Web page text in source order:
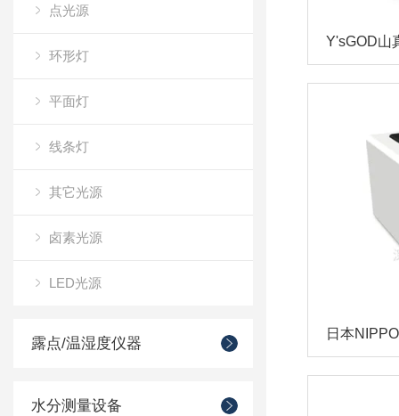
点光源
环形灯
平面灯
线条灯
其它光源
卤素光源
LED光源
露点/温湿度仪器
水分测量设备